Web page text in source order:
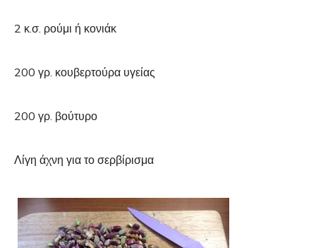
2 κ.σ. ρούμι ή κονιάκ
200 γρ. κουβερτούρα υγείας
200 γρ. βούτυρο
Λίγη άχνη για το σερβίρισμα